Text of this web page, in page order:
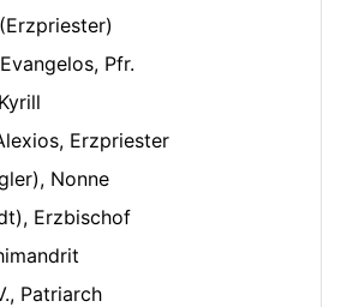
Pfr.
Erzpriester
Nonne
Erzbischof
Patriarch